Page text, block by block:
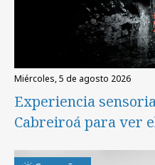
miércoles, 5 de agosto 2026
Experiencia
Cabreiroá para ver